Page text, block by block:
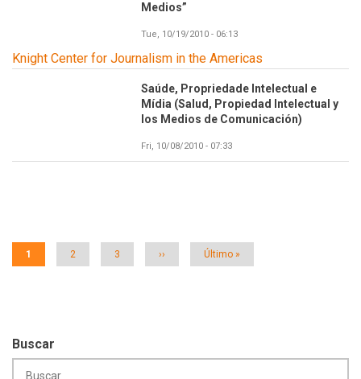
Medios”
Tue, 10/19/2010 - 06:13
Knight Center for Journalism in the Americas
Saúde, Propriedade Intelectual e
Mídia (Salud, Propiedad Intelectual y
los Medios de Comunicación)
Fri, 10/08/2010 - 07:33
Página
actual
1 Página
2 Página
3
Siguiente
página
››
Última
página
Último »
Buscar